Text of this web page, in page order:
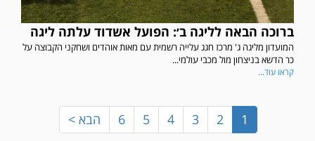
ברוכה הבאה לליגה ב׳: הפועל אשדוד עלתה ליגה
המועדון מליגה ג' מרכז חגג עלייה רשמית עם מאות אוהדים ושחקני הקבוצה על
כר הדשא בניצחון מול מכבי עולמי...
קראו עוד...
1
2
3
4
5
6 הבא >
במשחק אימון שהתקיים הבוקר יום ה' ניצחה קרית מלאכי את עירוני אשדוד 5-0.